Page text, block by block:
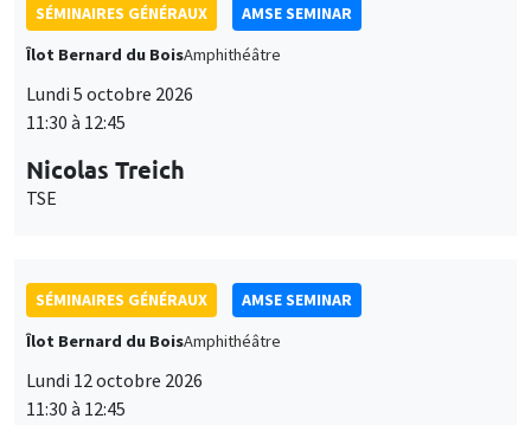
SÉMINAIRES GÉNÉRAUX
AMSE SEMINAR
Îlot Bernard du BoisAmphithéâtre
Lundi 5 octobre 2026
11:30 à 12:45
Nicolas Treich
TSE
SÉMINAIRES GÉNÉRAUX
AMSE SEMINAR
Îlot Bernard du BoisAmphithéâtre
Lundi 12 octobre 2026
11:30 à 12:45